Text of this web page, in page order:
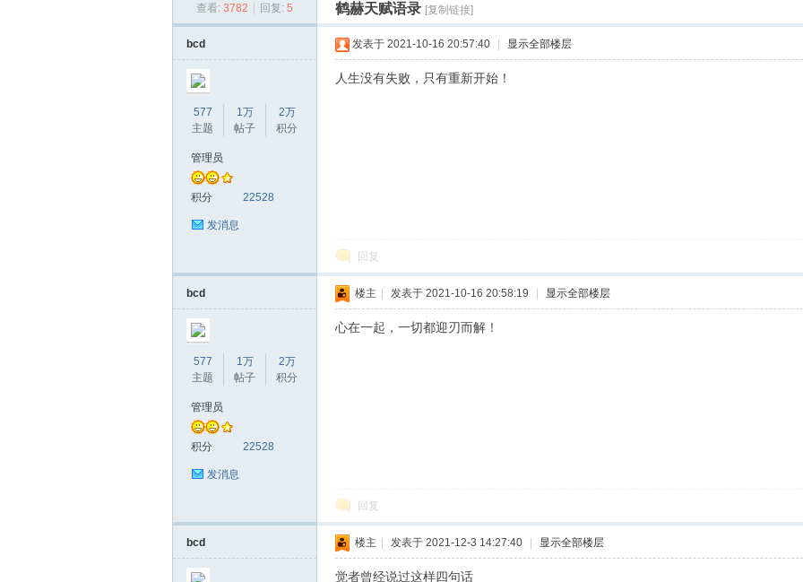
›
查看: 3782 回复: 5 鹤赫天赋语录 [复制链接]
bcd
577
主题
1万
帖子
2万
积分
管理员
积分 22528
发消息
发表于 2021-10-16 20:57:40 显示全部楼层
人生没有失败，只有重新开始！
回复
bcd
577
主题
1万
帖子
2万
积分
管理员
积分 22528
发消息
楼主 发表于 2021-10-16 20:58:19 显示全部楼层
心在一起，一切都迎刃而解！
回复
bcd 楼主 发表于 2021-12-3 14:27:40 显示全部楼层
觉者曾经说过这样四句话